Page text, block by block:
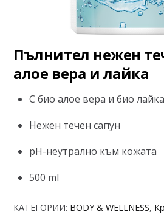
Пълнител нежен
алое вера и лайка
С био алое вера и био лайка
Нежен течен сапун
рН-неутрално към кожата
500 ml
КАТЕГОРИИ: BODY & WELLNESS,